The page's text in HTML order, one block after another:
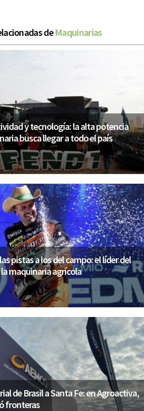
deMaquinarias
y tecnología: la alta potencia
busca llegar a todo el país
pistas a los del campo: el líder del
maquinaria agrícola
de Brasil a Santa Fe: en Agroactiva,
fronteras